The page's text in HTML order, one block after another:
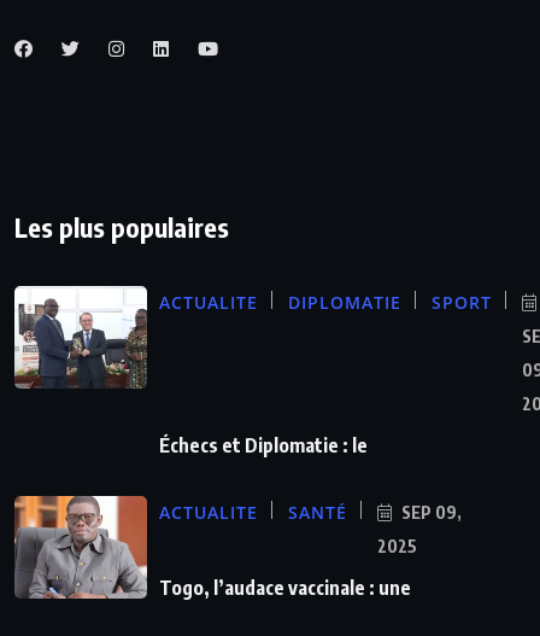
Les plus populaires
ACTUALITE DIPLOMATIE SPORT
Échecs et Diplomatie : le
ACTUALITE SANTÉ
SEP 09,
2025
Togo, l’audace vaccinale : une